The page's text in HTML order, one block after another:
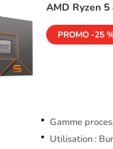
AMD Ryzen 5
PROMO -25
Gamme
Utilisation :